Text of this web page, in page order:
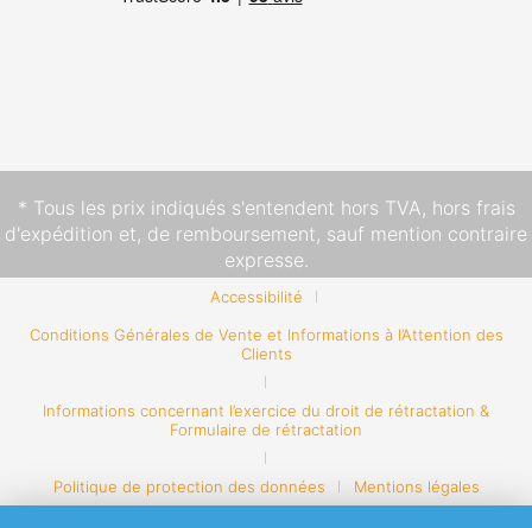
* Tous les prix indiqués s'entendent hors TVA, hors frais
d'expédition et, de remboursement, sauf mention contraire
expresse.
Accessibilité
Conditions Générales de Vente et Informations à l’Attention des
Clients
Informations concernant l’exercice du droit de rétractation &
Formulaire de rétractation
Politique de protection des données Mentions légales